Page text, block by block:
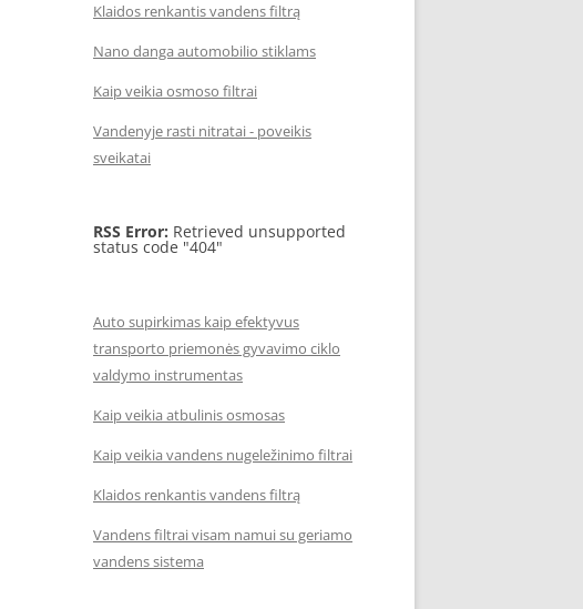
Klaidos renkantis vandens filtrą
Nano danga automobilio stiklams
Kaip veikia osmoso filtrai
Vandenyje rasti nitratai - poveikis
sveikatai
RSS Error: Retrieved unsupported
status code "404"
Auto supirkimas kaip efektyvus
transporto priemonės gyvavimo ciklo
valdymo instrumentas
Kaip veikia atbulinis osmosas
Kaip veikia vandens nugeležinimo filtrai
Klaidos renkantis vandens filtrą
Vandens filtrai visam namui su geriamo
vandens sistema